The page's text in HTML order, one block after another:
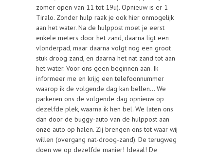
zomer open van 11 tot 19u). Opnieuw is er 1
Tiralo. Zonder hulp raak je ook hier onmogelijk
aan het water. Na de hulppost moet je eerst
enkele meters door het zand, daarna ligt een
vlonderpad, maar daarna volgt nog een groot
stuk droog zand, en daarna het nat zand tot aan
het water. Voor ons geen beginnen aan. Ik
informeer me en krijg een telefoonnummer
waarop ik de volgende dag kan bellen… We
parkeren ons de volgende dag opnieuw op
dezelfde plek, waarna ik hen bel. We laten ons
dan door de buggy-auto van de hulppost aan
onze auto op halen. Zij brengen ons tot waar wij
willen (overgang nat-droog-zand). De terugweg
doen we op dezelfde manier! Ideaal! De